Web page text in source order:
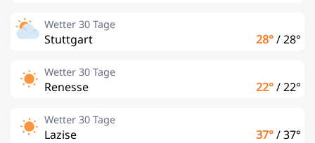
Wetter 30 Tage
Stuttgart 28°/28°
Wetter 30 Tage
Renesse 22°/22°
Wetter 30 Tage
Lazise 37°/37°